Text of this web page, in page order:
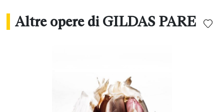
Altre opere di GILDAS PARE